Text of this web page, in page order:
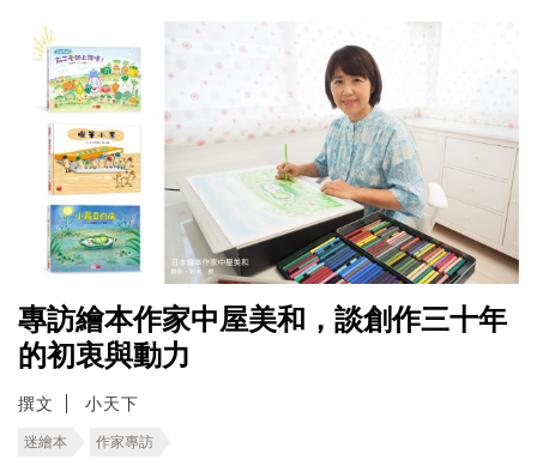
專訪繪本作家中屋美和，談創作三十年
的初衷與動力
撰文 小天下
迷繪本 作家專訪